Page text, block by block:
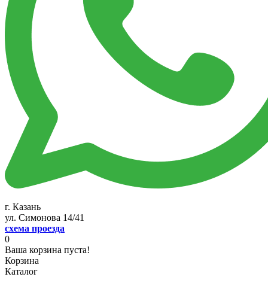
г. Казань
ул. Симонова 14/41
схема проезда
0
Ваша корзина пуста!
Корзина
Каталог